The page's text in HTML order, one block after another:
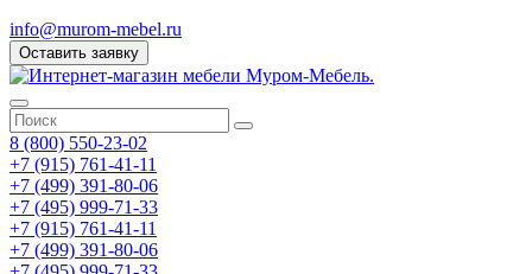
info@murom-mebel.ru
Оставить заявку
8 (800) 550-23-02
+7 (915) 761-41-11
+7 (499) 391-80-06
+7 (495) 999-71-33
+7 (915) 761-41-11
+7 (499) 391-80-06